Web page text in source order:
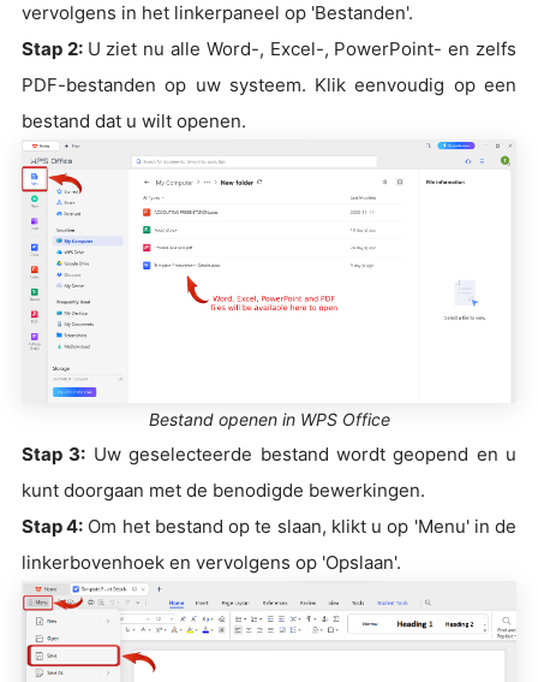
vervolgens in het linkerpaneel op 'Bestanden'.
Stap 2: U ziet nu alle Word-, Excel-, PowerPoint- en zelfs
PDF-bestanden op uw systeem. Klik eenvoudig op een
bestand dat u wilt openen.
Bestand openen in WPS Office
Stap 3: Uw geselecteerde bestand wordt geopend en u
kunt doorgaan met de benodigde bewerkingen.
Stap 4: Om het bestand op te slaan, klikt u op 'Menu' in de
linkerbovenhoek en vervolgens op 'Opslaan'.